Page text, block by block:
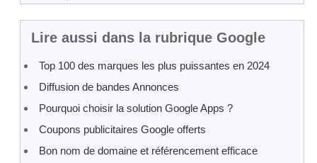
Lire aussi dans la rubrique Google
Top 100 des marques les plus puissantes en 2024
Diffusion de bandes Annonces
Pourquoi choisir la solution Google Apps ?
Coupons publicitaires Google offerts
Bon nom de domaine et référencement efficace